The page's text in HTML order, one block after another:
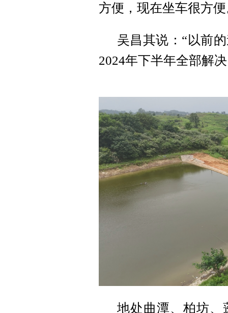
方便，现在坐车很方
吴昌其说：“以前
2024年下半年全部解
地处曲潭、柏坊、